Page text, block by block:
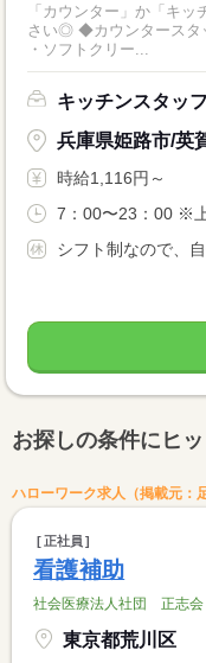
「カウンター」か「キ
さい◎ ◆カウンタースタッフ ・レジでの接客、注文 ・ドリンク作り
・ソフトクリー...
キッチンスタッフ
兵庫県姫路市/英
時給1,116円～
7：00〜23：00 ※
シフト制なので、
お探しの条件にヒ
ハローワーク求人（掲載元：
正社員
看護補助
社会医療法人社団 正志
東京都荒川区